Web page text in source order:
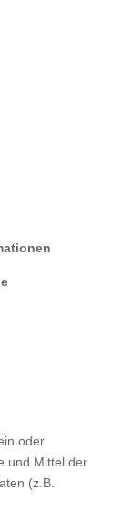
oder
und Mittel der
(z.B.